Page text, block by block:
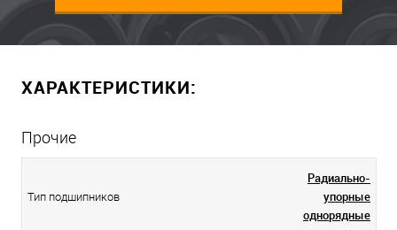
ХАРАКТЕРИСТИКИ:
Прочие
Тип подшипников
Радиально-
упорные
однорядные